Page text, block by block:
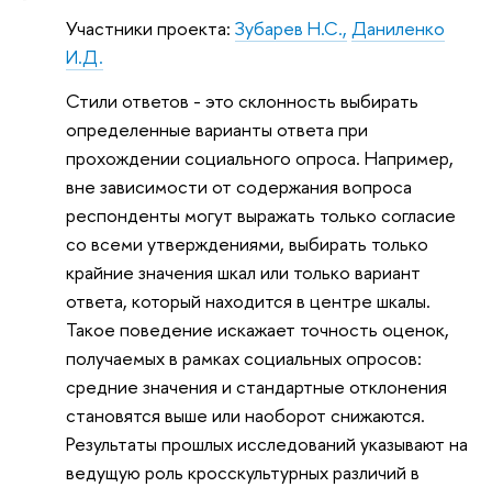
Участники проекта: Зубарев Н.С., Даниленко
И.Д.
Стили ответов - это склонность выбирать
определенные варианты ответа при
прохождении социального опроса. Например,
вне зависимости от содержания вопроса
респонденты могут выражать только согласие
со всеми утверждениями, выбирать только
крайние значения шкал или только вариант
ответа, который находится в центре шкалы.
Такое поведение искажает точность оценок,
получаемых в рамках социальных опросов:
средние значения и стандартные отклонения
становятся выше или наоборот снижаются.
Результаты прошлых исследований указывают на
ведущую роль кросскультурных различий в